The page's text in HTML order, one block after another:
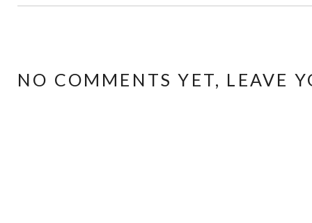
NO COMMENTS YET, LEAVE